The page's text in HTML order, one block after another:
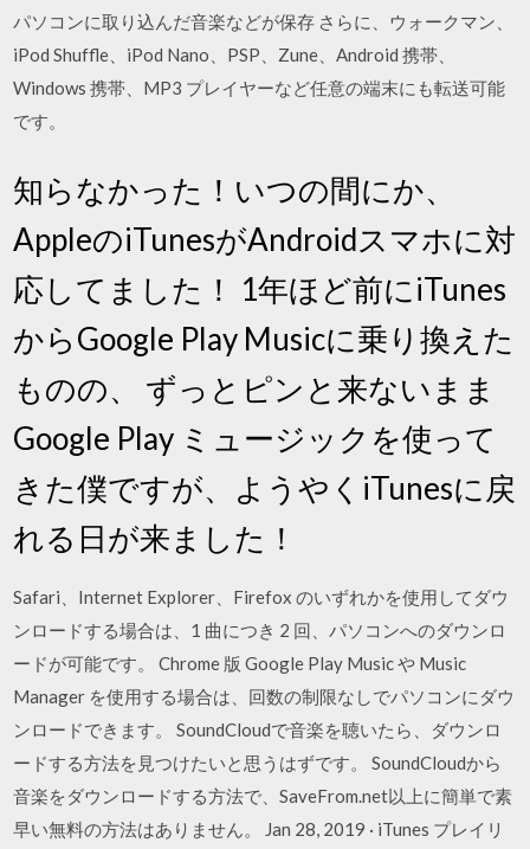
パソコンに取り込んだ音楽などが保存 さらに、ウォークマン、
iPod Shuffle、iPod Nano、PSP、Zune、Android 携帯、
Windows 携帯、MP3 プレイヤーなど任意の端末にも転送可能
です。
知らなかった！いつの間にか、
AppleのiTunesがAndroidスマホに対
応してました！ 1年ほど前にiTunes
からGoogle Play Musicに乗り換えた
ものの、 ずっとピンと来ないまま
Google Play ミュージックを使って
きた僕ですが、ようやくiTunesに戻
れる日が来ました！
Safari、Internet Explorer、Firefox のいずれかを使用してダウ
ンロードする場合は、1 曲につき 2 回、パソコンへのダウンロ
ードが可能です。 Chrome 版 Google Play Music や Music
Manager を使用する場合は、回数の制限なしでパソコンにダウ
ンロードできます。 SoundCloudで音楽を聴いたら、ダウンロ
ードする方法を見つけたいと思うはずです。 SoundCloudから
音楽をダウンロードする方法で、SaveFrom.net以上に簡単で素
早い無料の方法はありません。 Jan 28, 2019 · iTunes プレイリ